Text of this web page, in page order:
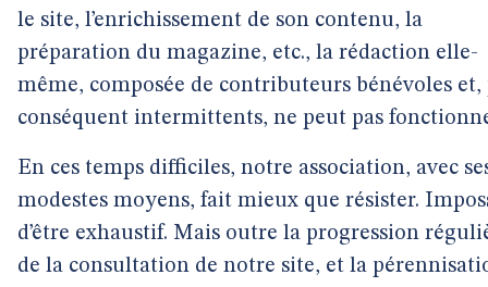
le site, l’enrichissement de son contenu, la
préparation du magazine, etc., la rédaction elle-
même, composée de contributeurs bénévoles et,
conséquent intermittents, ne peut pas
En ces temps difficiles, notre association, avec
modestes moyens, fait mieux que résister.
d’être exhaustif. Mais outre la progression
de la consultation de notre site, et la